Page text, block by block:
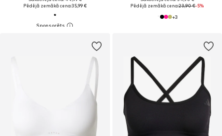
Pēdējā zemākā cena:35,99 €
Pēdējā zemākā cena:23,90 €-5%
+3